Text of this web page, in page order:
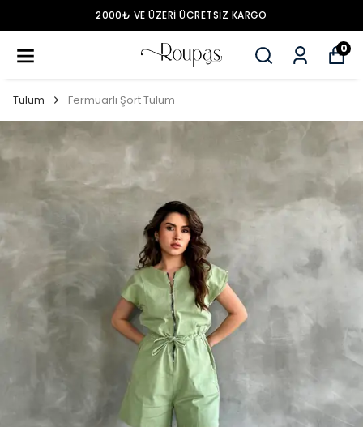
2000₺ VE ÜZERİ ÜCRETSİZ KARGO
0
Tulum Fermuarlı Şort Tulum